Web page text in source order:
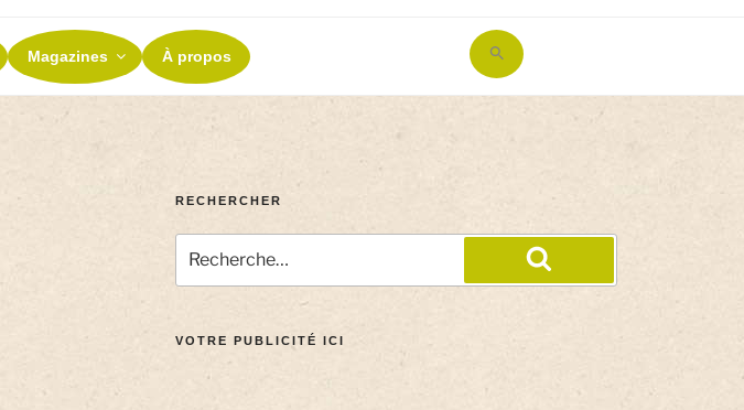
Magazines À propos
Search
for:
RECHERCHER
VOTRE PUBLICITÉ ICI